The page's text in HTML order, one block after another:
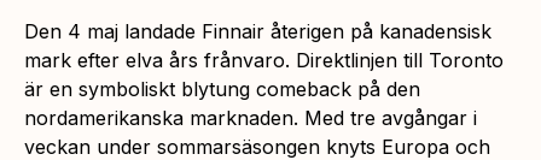
Den 4 maj landade Finnair återigen på kanadensisk
mark efter elva års frånvaro. Direktlinjen till Toronto
är en symboliskt blytung comeback på den
nordamerikanska marknaden. Med tre avgångar i
veckan under sommarsäsongen knyts Europa och